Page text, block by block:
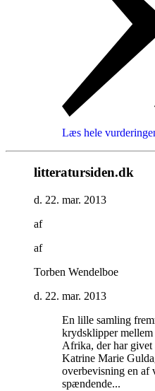
Læs hele
litteratursiden.dk
d. 22. mar. 2013
af
af
Torben Wendelboe
d. 22. mar. 2013
En lille samling
krydsklipper
Afrika, der har givet
Katrine Marie
overbevisning en af
spændende...